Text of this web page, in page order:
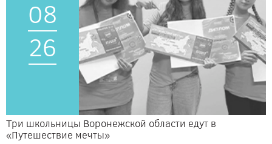
08
26
Три школьницы Воронежской области едут в
«Путешествие мечты»